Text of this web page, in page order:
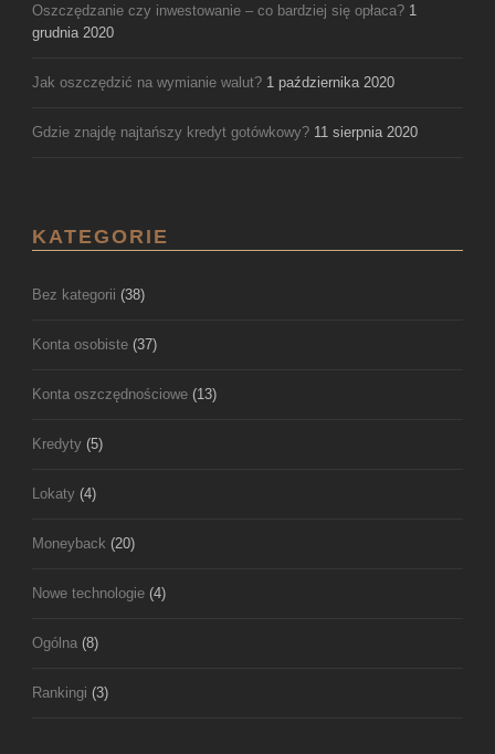
Oszczędzanie czy inwestowanie – co bardziej się opłaca? 1
grudnia 2020
Jak oszczędzić na wymianie walut? 1 października 2020
Gdzie znajdę najtańszy kredyt gotówkowy? 11 sierpnia 2020
KATEGORIE
Bez kategorii (38)
Konta osobiste (37)
Konta oszczędnościowe (13)
Kredyty (5)
Lokaty (4)
Moneyback (20)
Nowe technologie (4)
Ogólna (8)
Rankingi (3)